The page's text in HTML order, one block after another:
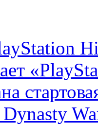
Dynasty